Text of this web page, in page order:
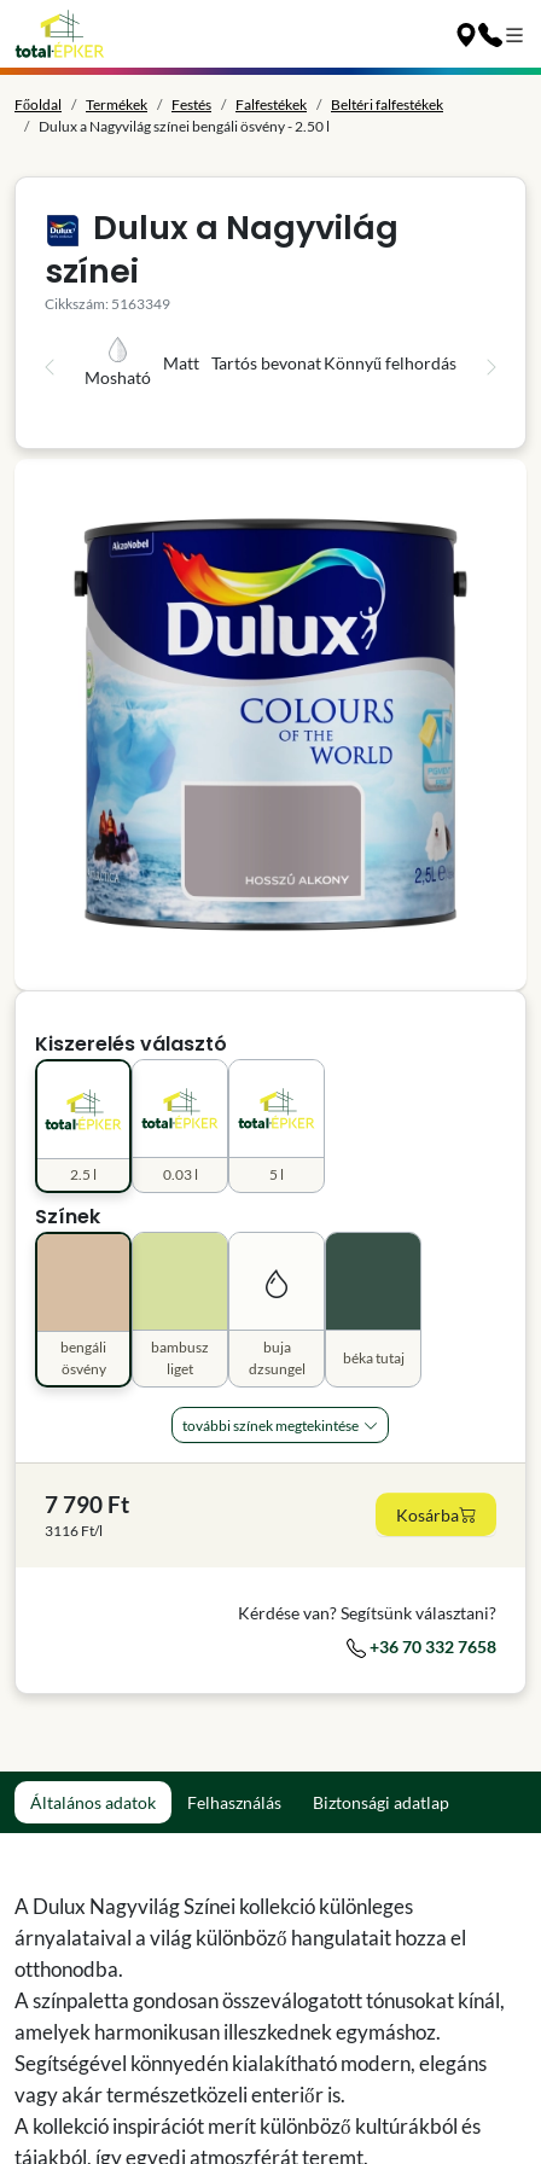
Főoldal Termékek Festés Falfestékek
Beltéri falfestékek
Dulux a Nagyvilág színei bengáli ösvény - 2.50 l
Dulux a Nagyvilág
színei
Cikkszám: 5163349
Mosható
Matt Tartós bevonatKönnyű felhordás
Kiszerelés választó
0.03 l
2.5 l 5 l
Színek
bambusz
liget
bengáli
ösvény
buja
dzsungel
béka tutaj
további színek megtekintése
7 790 Ft
3116 Ft/l
Kosárba
Kérdése van? Segítsünk választani?
+36 70 332 7658
Általános adatok Felhasználás Biztonsági adatlap
A Dulux Nagyvilág Színei kollekció különleges
árnyalataival a világ különböző hangulatait hozza el
otthonodba.
A színpaletta gondosan összeválogatott tónusokat kínál,
amelyek harmonikusan illeszkednek egymáshoz.
Segítségével könnyedén kialakítható modern, elegáns
vagy akár természetközeli enteriőr is.
A kollekció inspirációt merít különböző kultúrákból és
tájakból, így egyedi atmoszférát teremt.